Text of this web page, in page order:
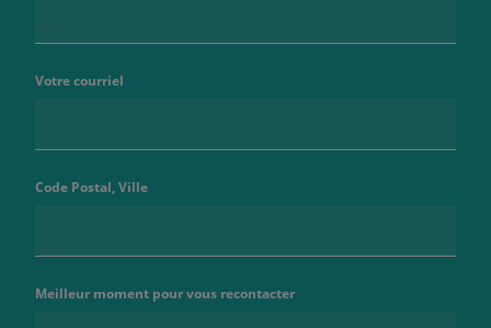
Votre courriel
Code Postal, Ville
Meilleur moment pour vous recontacter